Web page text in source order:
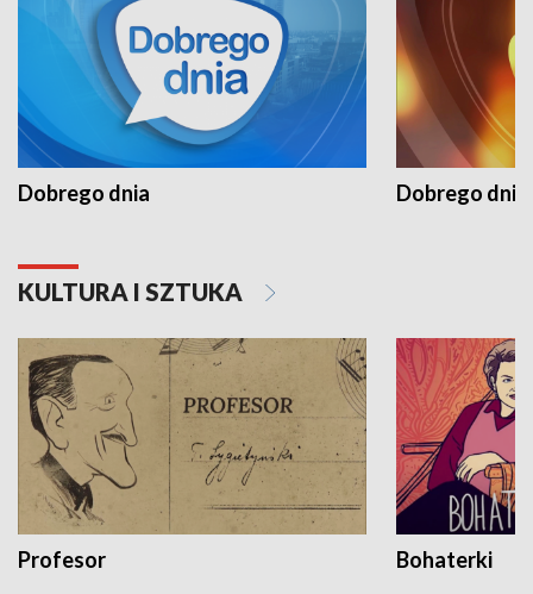
Dobrego dnia Dobrego dnia
KULTURA I SZTUKA
Profesor Bohaterki